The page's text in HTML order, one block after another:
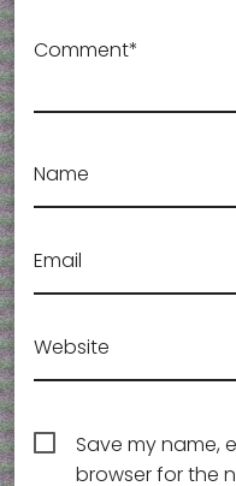
Comment*
Name
Email
Website
Save my name,
browser for the